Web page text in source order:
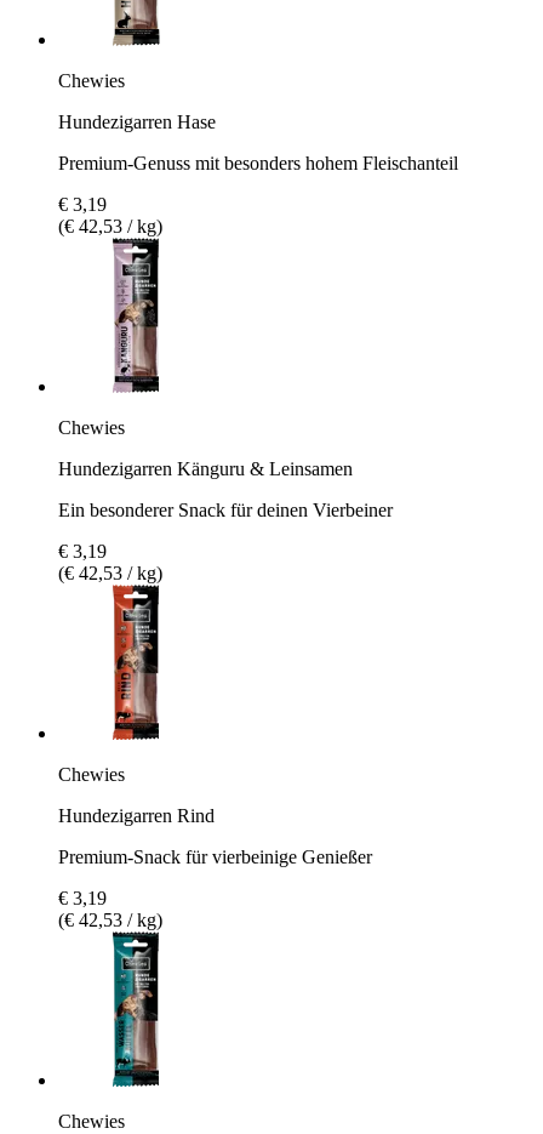
Chewies
Hundezigarren Hase
Premium-Genuss mit besonders hohem Fleischanteil
€ 3,19
(€ 42,53 / kg)
Chewies
Hundezigarren Känguru & Leinsamen
Ein besonderer Snack für deinen Vierbeiner
€ 3,19
(€ 42,53 / kg)
Chewies
Hundezigarren Rind
Premium-Snack für vierbeinige Genießer
€ 3,19
(€ 42,53 / kg)
Chewies